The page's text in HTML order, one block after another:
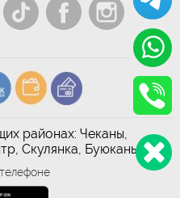
районах: Чеканы,
Скулянка, Буюканы